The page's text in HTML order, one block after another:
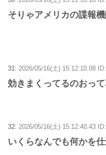
そりゃアメリカの諜報
31: 2026/05/16(土) 15:12:10.08
効きまくってるのおっ
32: 2026/05/16(土) 15:12:40.43
いくらなんでも何かを